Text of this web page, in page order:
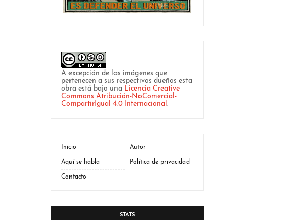
A excepción de las imágenes que
pertenecen a sus respectivos dueños esta
obra está bajo una Licencia Creative
Commons Atribución-NoComercial-
CompartirIgual 4.0 Internacional.
Inicio Autor
Aquí se habla Política de privacidad
Contacto
STATS